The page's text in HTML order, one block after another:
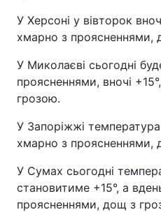
У Херсоні у вівторок
хмарно з проясненнями,
У Миколаєві сьогодні
проясненнями, вночі
грозою.
У Запоріжжі температура
хмарно з проясненнями,
У Сумах сьогодні
становитиме +15°, а
проясненнями, дощ з